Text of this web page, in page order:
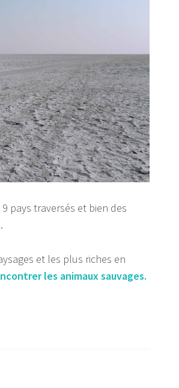
pays traversés et bien des
et les plus riches en
les animaux sauvages.